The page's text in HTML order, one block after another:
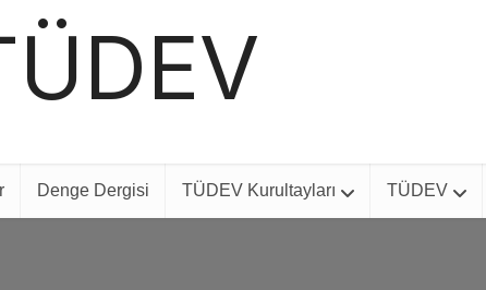
Denge Dergisi TÜDEV Kurultayları TÜDEV